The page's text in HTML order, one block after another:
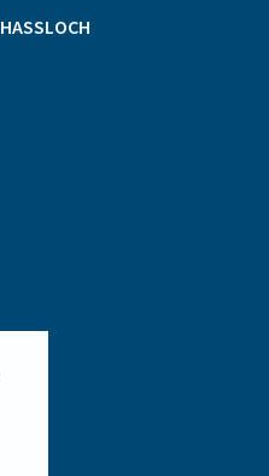
HASSLOCH